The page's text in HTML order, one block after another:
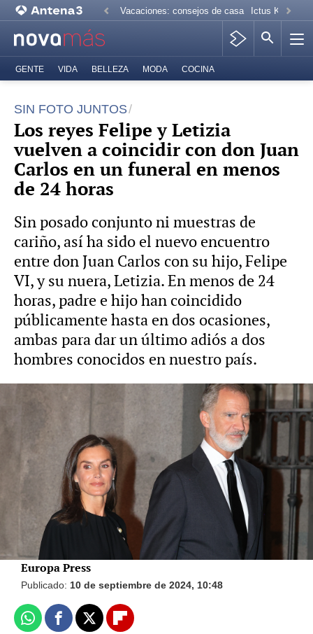
Vacaciones: consejos de casa Ictus Kiko
GENTE VIDA BELLEZA MODA COCINA
SIN FOTO JUNTOS
Los reyes Felipe y Letizia
vuelven a coincidir con don Juan
Carlos en un funeral en menos
de 24 horas
Sin posado conjunto ni muestras de
cariño, así ha sido el nuevo encuentro
entre don Juan Carlos con su hijo, Felipe
VI, y su nuera, Letizia. En menos de 24
horas, padre e hijo han coincidido
públicamente hasta en dos ocasiones,
ambas para dar un último adiós a dos
hombres conocidos en nuestro país.
Foto: Gtres / Vídeo: Europa Press
El rey Felipe, sin la reina Letizia, se
despide de su primo, Juan Gómez-Acebo,
junto a la infanta Cristina
Europa Press
Publicado: 10 de septiembre de 2024, 10:48
WhatsappFacebook
X Flipboard